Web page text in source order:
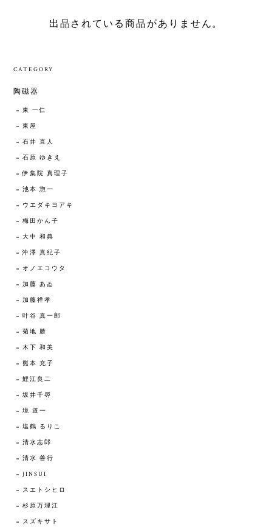
出品されている商品がありません。
CATEGORY
陶磁器
東 一仁
東屋
石井 直人
石原 ゆきえ
伊集院 真理子
池本 惣一
ウエダキヨアキ
梅田かん子
大中 和典
沖澤 真紀子
オノエコウタ
加藤 あゐ
加藤祥孝
叶谷 真一郎
菊地 勝
木下 和美
熊本 充子
鯉江良二
坂井千尋
境 道一
塩鶴 るりこ
清水志郎
清水 善行
JINSUI
スエトシヒロ
杉原万理江
スズキサト